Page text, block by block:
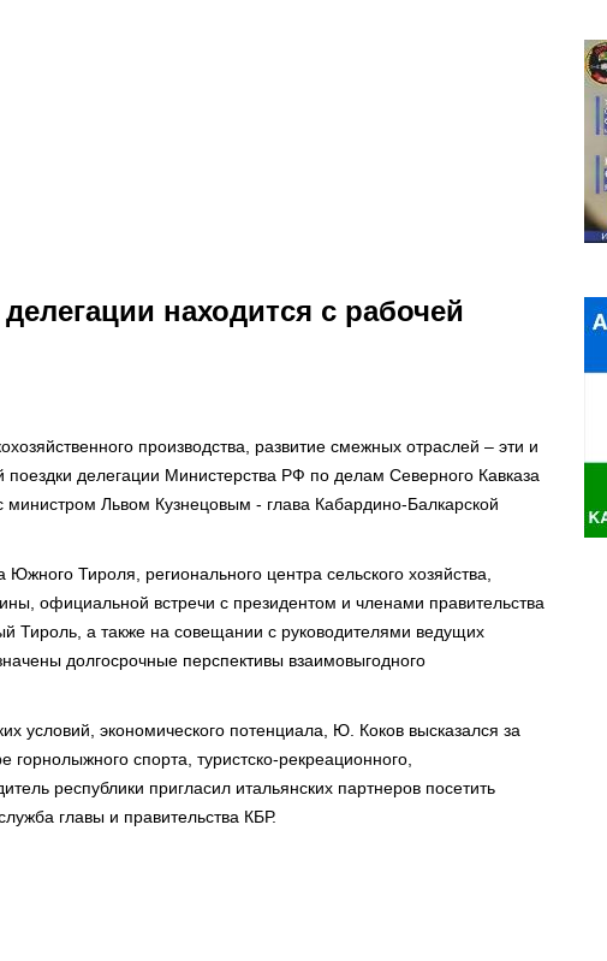
находится с рабочей
производства, развитие смежных отраслей – эти и
делегации Министерства РФ по делам Северного Кавказа
министром Львом Кузнецовым - глава Кабардино-Балкарской
Тироля, регионального центра сельского хозяйства,
официальной встречи с президентом и членами правительства
Тироль, а также на совещании с руководителями ведущих
долгосрочные перспективы взаимовыгодного
условий, экономического потенциала, Ю. Коков высказался за
спорта, туристско-рекреационного,
республики пригласил итальянских партнеров посетить
главы и правительства КБР.